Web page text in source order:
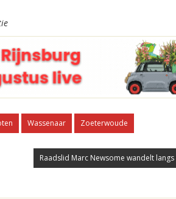
Wassenaar Zoeterwoude
Raadslid Marc Newsome wandelt